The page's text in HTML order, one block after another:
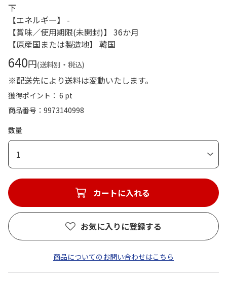
下
【エネルギー】 -
【賞味／使用期限(未開封)】 36か月
【原産国または製造地】 韓国
640円(送料別・税込)
※配送先により送料は変動いたします。
獲得ポイント： 6 pt
商品番号
9973140998
数量
1
カートに入れる
お気に入りに登録する
商品についてのお問い合わせはこちら